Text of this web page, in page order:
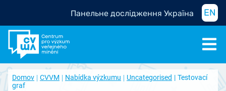
Панельне дослідження Україна EN
Domov CVVM Nabídka výzkumu Uncategorised
Testovací
graf